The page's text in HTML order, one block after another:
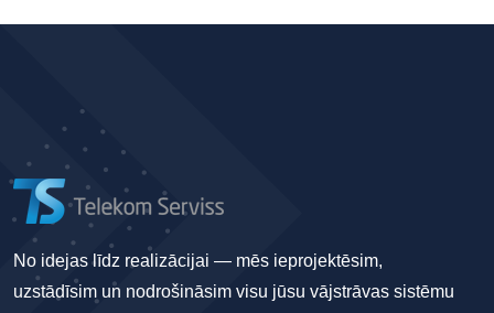
No idejas līdz realizācijai — mēs ieprojektēsim,
uzstādīsim un nodrošināsim visu jūsu vājstrāvas sistēmu